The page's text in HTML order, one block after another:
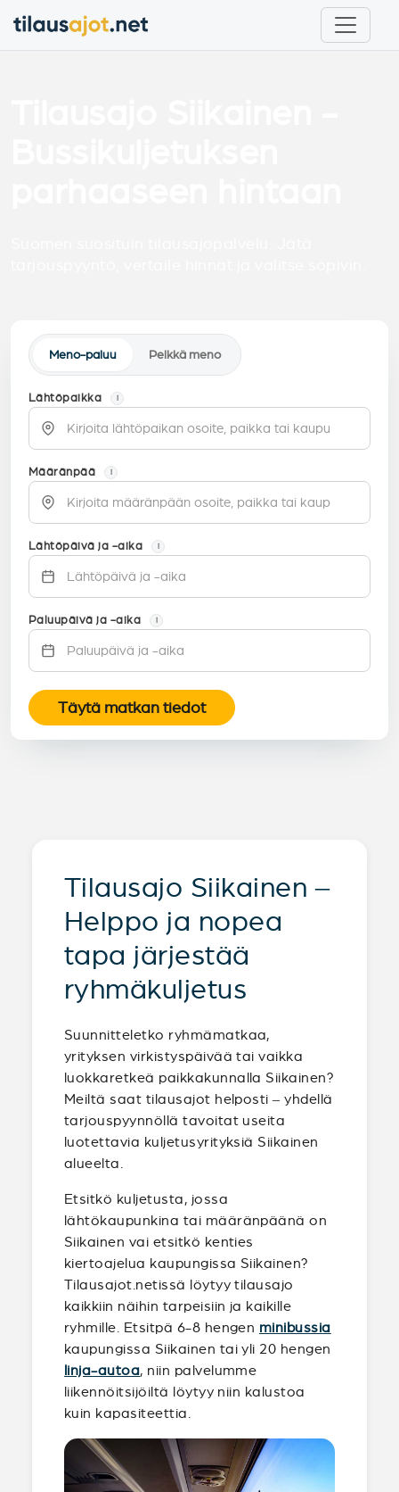
Meno-paluu Pelkkä meno
Lähtöpaikka i
Määränpää i
Lähtöpäivä ja -aika i
Paluupäivä ja -aika i
Täytä matkan tiedot
Tilausajo Siikainen –
Helppo ja nopea
tapa järjestää
ryhmäkuljetus
Suunnitteletko ryhmämatkaa,
yrityksen virkistyspäivää tai vaikka
luokkaretkeä paikkakunnalla Siikainen?
Meiltä saat tilausajot helposti – yhdellä
tarjouspyynnöllä tavoitat useita
luotettavia kuljetusyrityksiä Siikainen
alueelta.
Etsitkö kuljetusta, jossa
lähtökaupunkina tai määränpäänä on
Siikainen vai etsitkö kenties
kiertoajelua kaupungissa Siikainen?
Tilausajot.netissä löytyy tilausajo
kaikkiin näihin tarpeisiin ja kaikille
ryhmille. Etsitpä 6-8 hengen minibussia
kaupungissa Siikainen tai yli 20 hengen
linja-autoa, niin palvelumme
liikennöitsijöiltä löytyy niin kalustoa
kuin kapasiteettia.